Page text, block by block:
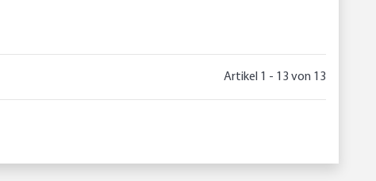
Artikel 1 - 13 von 13